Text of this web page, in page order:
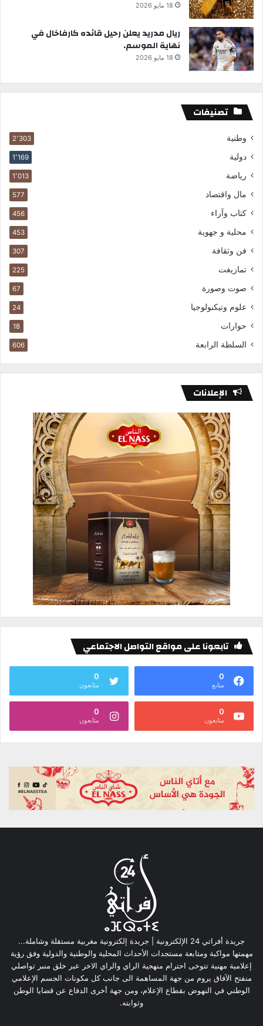
18 مايو 2026
ريال مدريد يعلن رحيل قائده كارفاخال في
نهاية الموسم.
18 مايو 2026
تصنيفات
وطنية 2٬303
دولية 1٬169
رياضة 1٬013
مال واقتصاد 577
كتاب وآراء 456
محلية و جهوية 453
فن وثقافة 307
تمازيغت 225
صوت وصورة 67
علوم وتيكنولوجيا 24
حوارات 18
السلطة الرابعة 606
الإعلانات
تابعونا على مواقع التواصل الاجتماعي
0
متابع
0
متابعون
0
متابعون
0
متابعون
جريدة أفراتي 24 الإلكترونية | جريدة إلكترونية مغربية مستقلة وشاملة...
مهمتها مواكبة ومتابعة مستجدات الأحداث المحلية والوطنية والدولية وفق رؤية
إعلامية مهنية تتوخى احترام منهجية الراي والراي الاخر عبر خلق منبر تواصلي
منفتح الآفاق يروم من جهة المساهمة الى جانب كل مكونات الجسم الإعلامي
الوطني في النهوض بقطاع الإعلام، ومن جهة أخرى الدفاع عن قضايا الوطن
وثوابته.